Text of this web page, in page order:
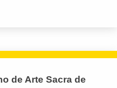
de Arte Sacra de